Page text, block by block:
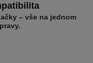
– vše na jednom